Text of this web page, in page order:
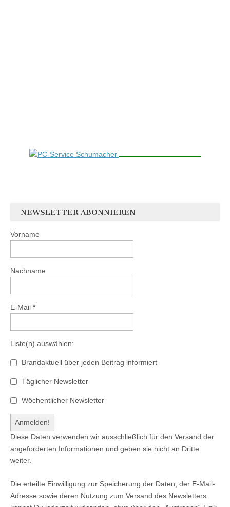
NEWSLETTER ABONNIEREN
Vorname
Nachname
E-Mail *
Liste(n) auswählen:
Brandaktuell über jeden Beitrag informiert
Täglicher Newsletter
Wöchentlicher Newsletter
Diese Daten verwenden wir ausschließlich für den Versand der
angeforderten Informationen und geben sie nicht an Dritte
weiter.
Die erteilte Einwilligung zur Speicherung der Daten, der E-Mail-
Adresse sowie deren Nutzung zum Versand des Newsletters